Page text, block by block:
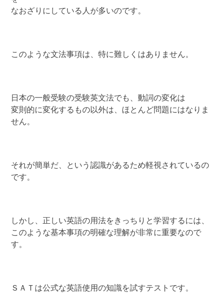
なおざりにしている人が多いのです。
このような文法事項は、特に難しくはありません。
日本の一般受験の受験英文法でも、動詞の変化は
変則的に変化するもの以外は、ほとんど問題にはなりま
せん。
それが簡単だ、という認識があるため軽視されているの
です。
しかし、正しい英語の用法をきっちりと学習するには、
このような基本事項の明確な理解が非常に重要なので
す。
ＳＡＴは公式な英語使用の知識を試すテストです。